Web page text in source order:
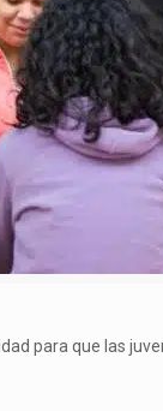
para que las